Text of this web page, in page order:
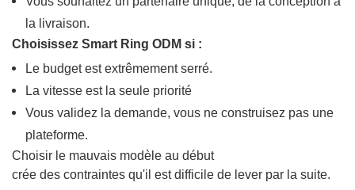
la livraison.
Choisissez Smart Ring ODM si :
Le budget est extrêmement serré.
La vitesse est la seule priorité
Vous validez la demande, vous ne construisez pas une
plateforme.
Choisir le mauvais modèle au début
crée des contraintes qu'il est difficile de lever par la suite.